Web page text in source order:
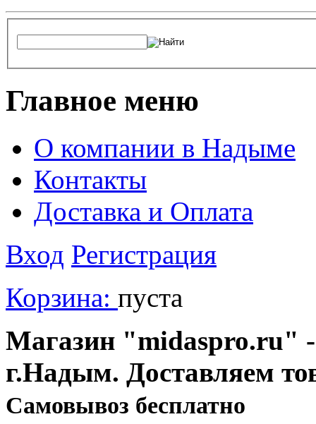
Главное меню
О компании в Надыме
Контакты
Доставка и Оплата
Вход Регистрация
Корзина: пуста
Магазин "midaspro.ru" -
г.Надым. Доставляем
Cамовывоз бесплатно